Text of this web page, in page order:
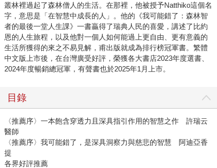
叢林裡過起了森林僧人的生活。在那裡，他被授予Natthiko這個名
字，意思是「在智慧中成長的人」。他的《我可能錯了：森林智
者的最後一堂人生課》一書贏得了瑞典人民的喜愛，講述了比約
恩的人生旅程，以及他對一個人如何能過上更自由、更有意義的
生活所獲得的來之不易見解，甫出版就成為排行榜冠軍書。繁體
中文版上市後，在台灣廣受好評，榮獲各大書店2023年度選書、
2024年度暢銷總冠軍，有聲書也於2025年1月上市。
目錄
〈推薦序〉一本飽含穿透力且深具指引作用的智慧之作 許瑞云
醫師
〈推薦序〉我可能錯了，是深具洞察力與慈悲的智慧 阿迪亞香
提
各界好評推薦